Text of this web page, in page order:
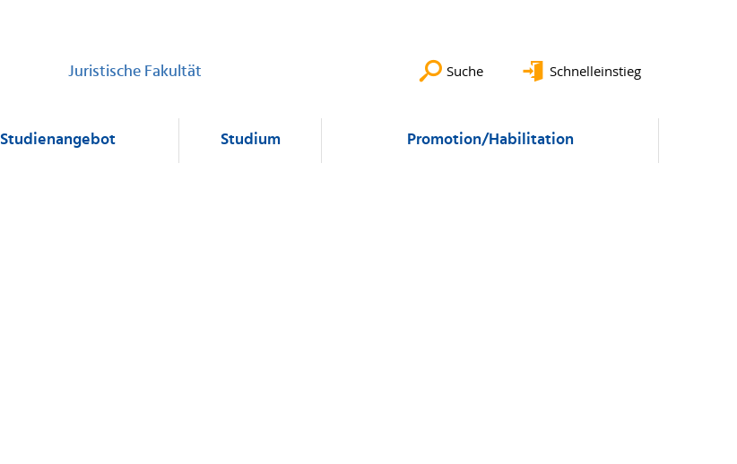
Juristische Fakultät Suche Schnelleinstieg
Studienangebot Studium Promotion/Habilitation